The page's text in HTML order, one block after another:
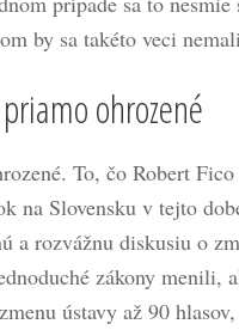
by sa takéto veci
ohrozené
To, čo Robert
na Slovensku v tejto
a rozvážnu diskusiu o
zákony menili,
ústavy až 90